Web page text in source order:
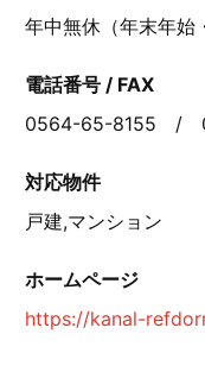
年中無休（年末年始
電話番号 / FAX
0564-65-8155 /
対応物件
戸建,マンション
ホームページ
https://kanal-